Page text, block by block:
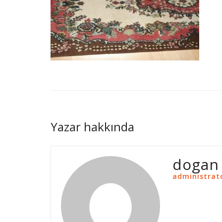
Yazar hakkında
dogan